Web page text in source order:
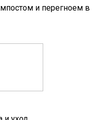
и перегноем в